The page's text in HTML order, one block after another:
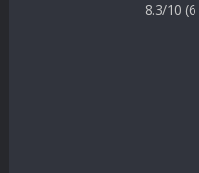
8.3/10 (6